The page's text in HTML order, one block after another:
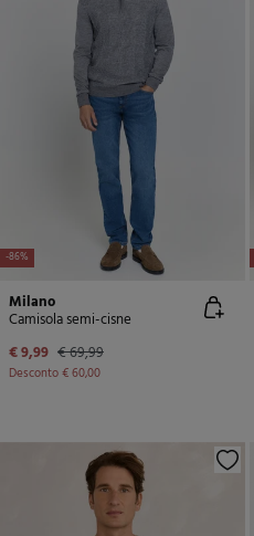
-86%
Milano
Camisola semi-cisne
€ 9,99 € 69,99
Desconto€ 60,00